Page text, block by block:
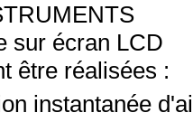
sur écran LCD
être réalisées :
instantanée